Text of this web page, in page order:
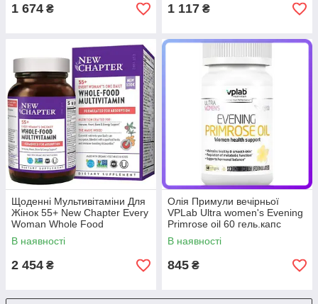
1 674 ₴ 1 117 ₴
Щоденні Мультивітаміни Для
Жінок 55+ New Chapter Every
Woman Whole Food
Multivitamin 48 таблеток
(345194)
В наявності
2 454 ₴
Олія Примули вечірньої
VPLab Ultra women's Evening
Primrose oil 60 гель.капс
(346881)
В наявності
845 ₴